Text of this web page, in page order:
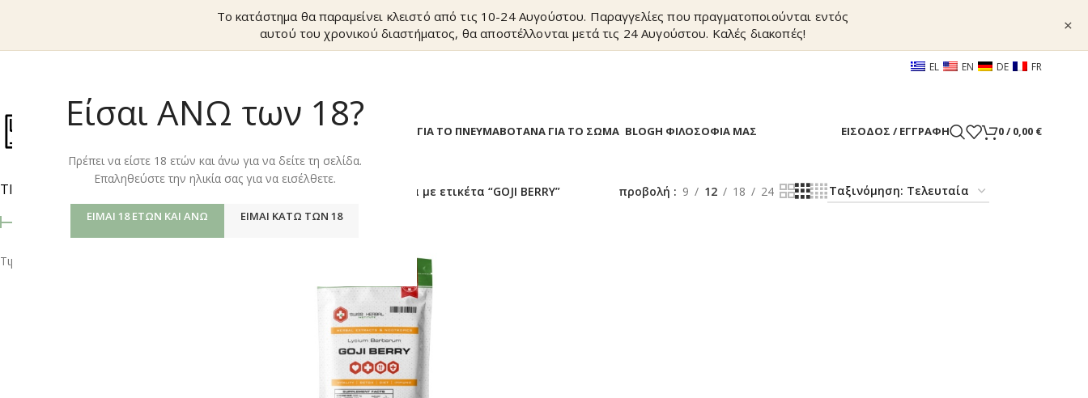
Είσαι ΑΝΩ των 18?
Πρέπει να είστε 18 ετών και άνω για να δείτε τη σελίδα.
Επαληθεύστε την ηλικία σας για να εισέλθετε.
ΕΊΜΑΙ 18 ΕΤΏΝ ΚΑΙ ΆΝΩ ΕΊΜΑΙ ΚΆΤΩ ΤΩΝ 18
Το κατάστημα θα παραμείνει κλειστό από τις 10-24 Αυγούστου. Παραγγελίες που πραγματοποιούνται εντός
αυτού του χρονικού διαστήματος, θα αποστέλλονται μετά τις 24 Αυγούστου. Καλές διακοπές!
×
EL EN DE FR
ΒΟΤΑΝΑ ΓΙΑ ΤΟ ΠΝΕΥΜΑΒΟΤΑΝΑ ΓΙΑ ΤΟ ΣΩΜΑ BLOGΗ ΦΙΛΟΣΟΦΙΑ ΜΑΣ ΕΊΣΟΔΟΣ / ΕΓΓΡΑΦΉ 0/ 0,00 €
ΤΙΜΉ
Τιμή:
Προϊόντα με ετικέτα “GOJI BERRY” προβολή 9 12 18 24